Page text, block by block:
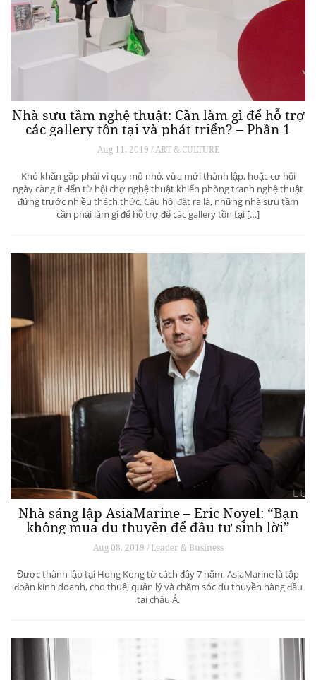
Nhà sưu tầm nghệ thuật: Cần làm gì để hỗ trợ
các gallery tồn tại và phát triển? – Phần 1
Aug 11, 2019 / ART & CULTURE
Khó khăn gặp phải vì quy mô nhỏ, vừa mới thành lập, hoặc cơ hội
ngày càng ít đến từ hội chợ nghệ thuật khiến phòng tranh nghệ thuật
đứng trước nhiều thách thức. Câu hỏi đặt ra là, những nhà sưu tầm
cần phải làm gì để hỗ trợ để các gallery tồn tại […]
Nhà sáng lập AsiaMarine – Eric Noyel: “Bạn
không mua du thuyền để đầu tư sinh lời”
Aug 08, 2019 / Leader & Business
Được thành lập tại Hong Kong từ cách đây 7 năm, AsiaMarine là tập
đoàn kinh doanh, cho thuê, quản lý và chăm sóc du thuyền hàng đầu
tại châu Á.